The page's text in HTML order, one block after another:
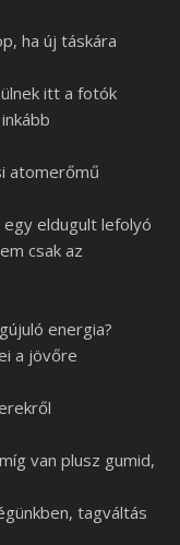
ha új táskára
itt a fotók
atomerőmű
eldugult lefolyó
csak az
energia?
a jövőre
van plusz gumid,
tagváltás